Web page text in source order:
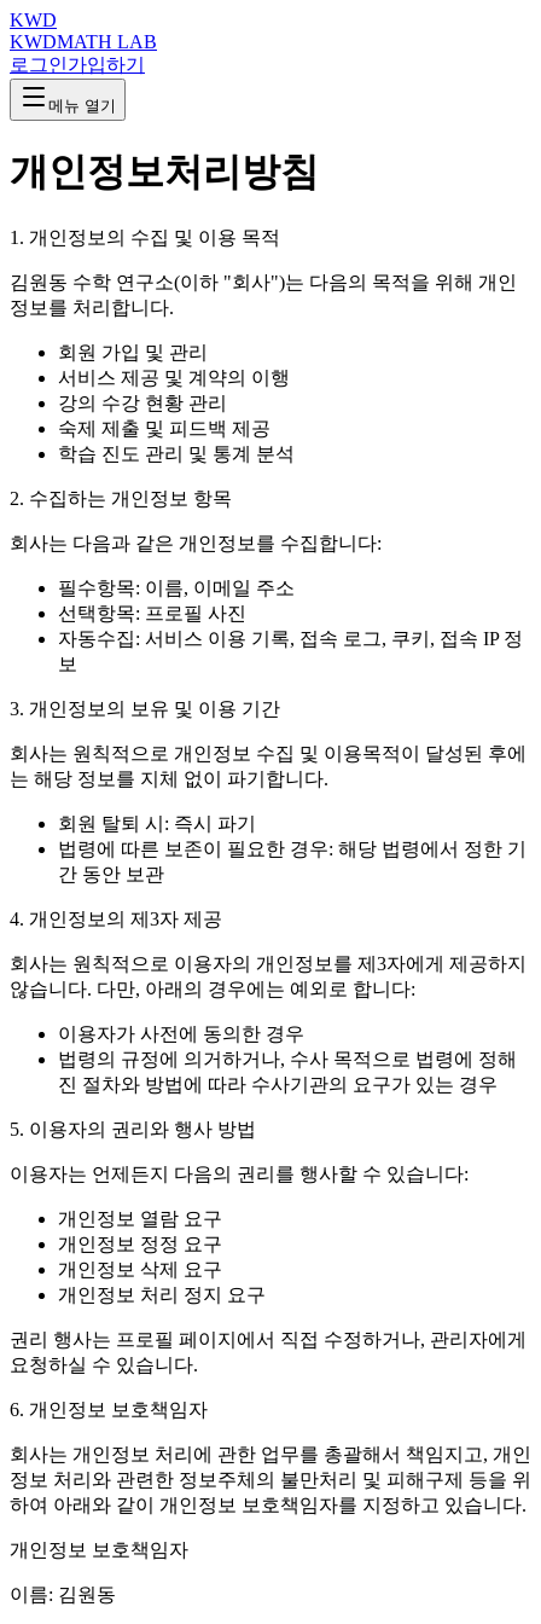
KWD
KWDMATH LAB
로그인가입하기
메뉴 열기
개인정보처리방침
1. 개인정보의 수집 및 이용 목적
김원동 수학 연구소(이하 "회사")는 다음의 목적을 위해 개인
정보를 처리합니다.
회원 가입 및 관리
서비스 제공 및 계약의 이행
강의 수강 현황 관리
숙제 제출 및 피드백 제공
학습 진도 관리 및 통계 분석
2. 수집하는 개인정보 항목
회사는 다음과 같은 개인정보를 수집합니다:
필수항목: 이름, 이메일 주소
선택항목: 프로필 사진
자동수집: 서비스 이용 기록, 접속 로그, 쿠키, 접속 IP 정
보
3. 개인정보의 보유 및 이용 기간
회사는 원칙적으로 개인정보 수집 및 이용목적이 달성된 후에
는 해당 정보를 지체 없이 파기합니다.
회원 탈퇴 시: 즉시 파기
법령에 따른 보존이 필요한 경우: 해당 법령에서 정한 기
간 동안 보관
4. 개인정보의 제3자 제공
회사는 원칙적으로 이용자의 개인정보를 제3자에게 제공하지
않습니다. 다만, 아래의 경우에는 예외로 합니다:
이용자가 사전에 동의한 경우
법령의 규정에 의거하거나, 수사 목적으로 법령에 정해
진 절차와 방법에 따라 수사기관의 요구가 있는 경우
5. 이용자의 권리와 행사 방법
이용자는 언제든지 다음의 권리를 행사할 수 있습니다:
개인정보 열람 요구
개인정보 정정 요구
개인정보 삭제 요구
개인정보 처리 정지 요구
권리 행사는 프로필 페이지에서 직접 수정하거나, 관리자에게
요청하실 수 있습니다.
6. 개인정보 보호책임자
회사는 개인정보 처리에 관한 업무를 총괄해서 책임지고, 개인
정보 처리와 관련한 정보주체의 불만처리 및 피해구제 등을 위
하여 아래와 같이 개인정보 보호책임자를 지정하고 있습니다.
개인정보 보호책임자
이름: 김원동